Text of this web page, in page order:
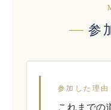
参
参加した理由
これまでの